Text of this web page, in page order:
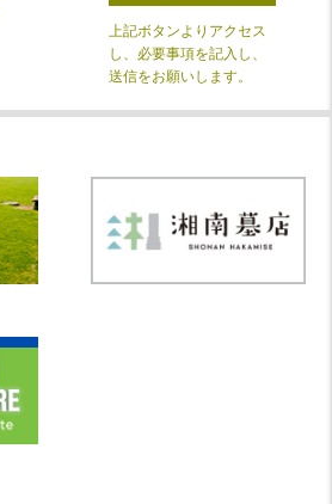
上記ボタンよりアクセス
し、必要事項を記入し、
送信をお願いします。